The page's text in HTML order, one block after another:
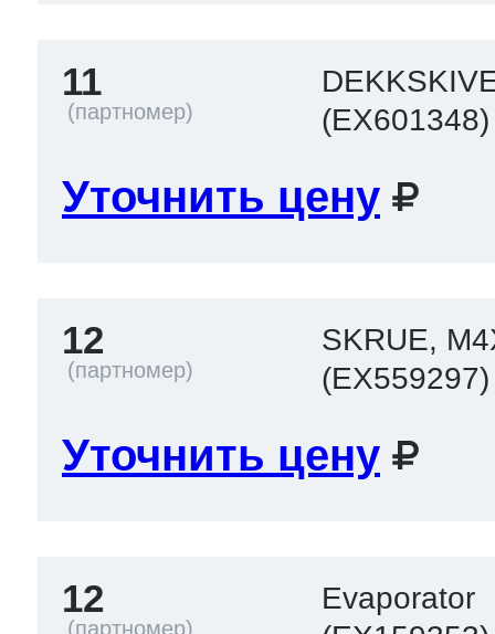
11
(EX601348)
Уточнить цену
12
SKRUE,
(EX559297)
Уточнить цену
12
Evaporator